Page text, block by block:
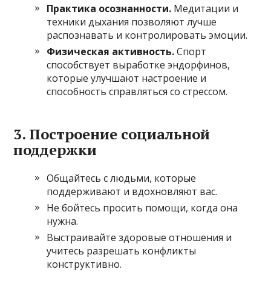
Практика осознанности. Медитации и
техники дыхания позволяют лучше
распознавать и контролировать эмоции.
Физическая активность.Спорт
способствует выработке эндорфинов,
которые улучшают настроение и
способность справляться со стрессом.
3. Построение социальной
поддержки
Общайтесь с людьми, которые
поддерживают и вдохновляют вас.
Не бойтесь просить помощи, когда она
нужна.
Выстраивайте здоровые отношения и
учитесь разрешать конфликты
конструктивно.